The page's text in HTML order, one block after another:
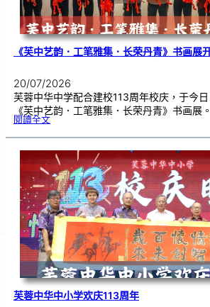
《芙中艺韵．工笔雅集．长荣丹青》书画展
20/07/2026
芙蓉中华中学配合建校113周年校庆，于今
《芙中艺韵．工笔雅集．长荣丹青》书画展
閱讀全文:《
艺
．
工
笔
雅
集
．
长
荣
丹
青
》
书
画
展
开
幕
芙蓉中华中小学欢庆113周年